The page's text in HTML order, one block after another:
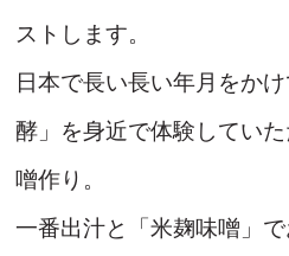
ストします。
日本で長い長い年月をか
酵」を身近で体験してい
噌作り。
一番出汁と「米麹味噌」